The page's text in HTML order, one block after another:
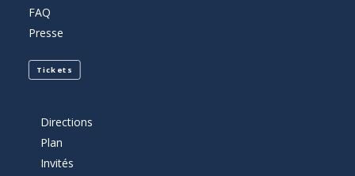
FAQ
Presse
Tickets
Directions
Plan
Invités